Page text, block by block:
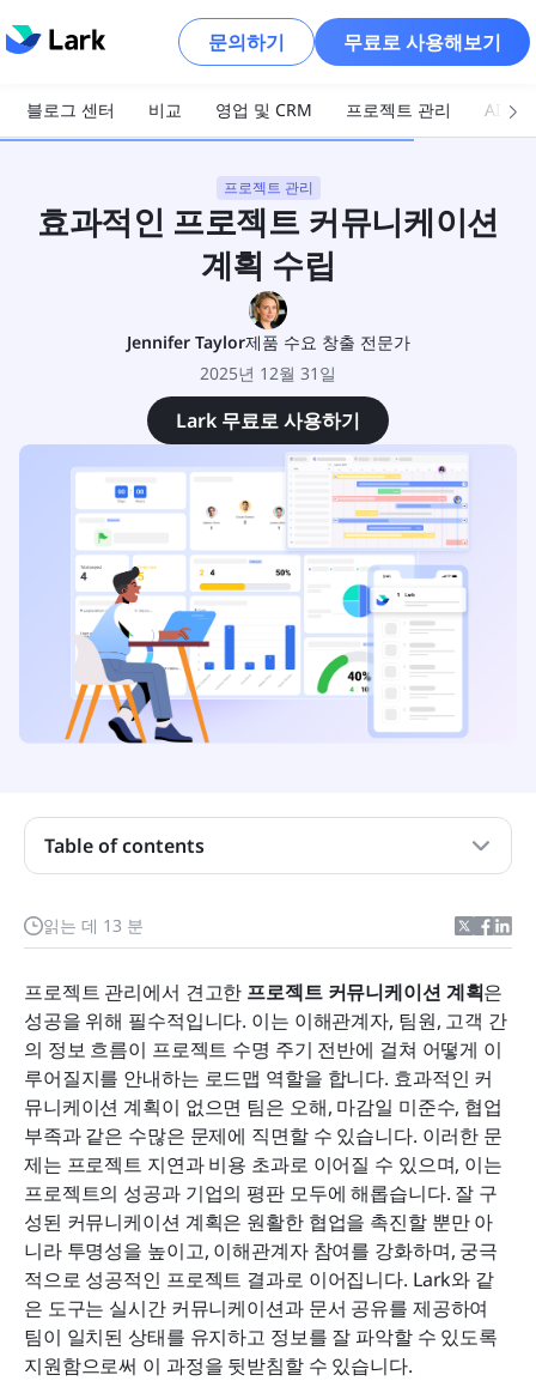
문의하기 무료로 사용해보기
블로그 센터 비교 영업 및 CRM 프로젝트 관리 AI 및
프로젝트 관리
효과적인 프로젝트 커뮤니케이션
계획 수립
Jennifer Taylor제품 수요 창출 전문가
2025년 12월 31일
Lark 무료로 사용하기
읽는 데 13 분
프로젝트 관리에서 견고한 프로젝트 커뮤니케이션 계획은
성공을 위해 필수적입니다. 이는 이해관계자, 팀원, 고객 간
의 정보 흐름이 프로젝트 수명 주기 전반에 걸쳐 어떻게 이
루어질지를 안내하는 로드맵 역할을 합니다. 효과적인 커
뮤니케이션 계획이 없으면 팀은 오해, 마감일 미준수, 협업
부족과 같은 수많은 문제에 직면할 수 있습니다. 이러한 문
제는 프로젝트 지연과 비용 초과로 이어질 수 있으며, 이는
프로젝트의 성공과 기업의 평판 모두에 해롭습니다. 잘 구
성된 커뮤니케이션 계획은 원활한 협업을 촉진할 뿐만 아
니라 투명성을 높이고, 이해관계자 참여를 강화하며, 궁극
적으로 성공적인 프로젝트 결과로 이어집니다. Lark와 같
은 도구는 실시간 커뮤니케이션과 문서 공유를 제공하여
팀이 일치된 상태를 유지하고 정보를 잘 파악할 수 있도록
지원함으로써 이 과정을 뒷받침할 수 있습니다.
Table of contents
프로젝트 커뮤니케이션 요금제란 무엇입니까?
효과적인 프로젝트 커뮤니케이션 요금제를 만드는
단계
프로젝트 커뮤니케이션 향상: 과제와 해결책
프로젝트 커뮤니케이션 요금제에 사용할 수 있는 템
플릿
Lark의 프로젝트 커뮤니케이션 향상 솔루션
결론
자주 묻는 질문
관련 읽기